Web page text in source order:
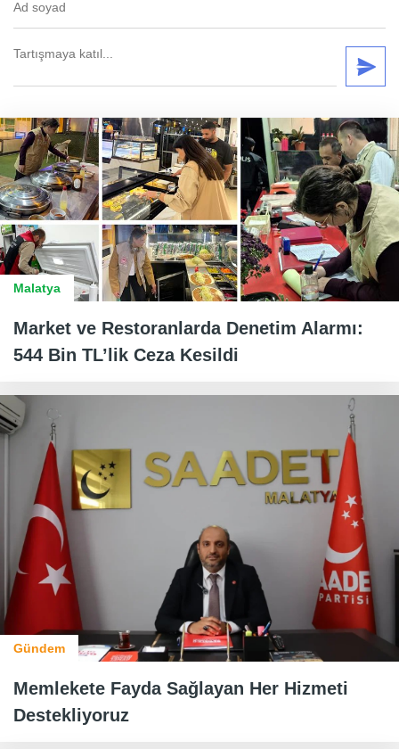
Malatya
Market ve Restoranlarda Denetim Alarmı:
544 Bin TL’lik Ceza Kesildi
Gündem
Memlekete Fayda Sağlayan Her Hizmeti
Destekliyoruz